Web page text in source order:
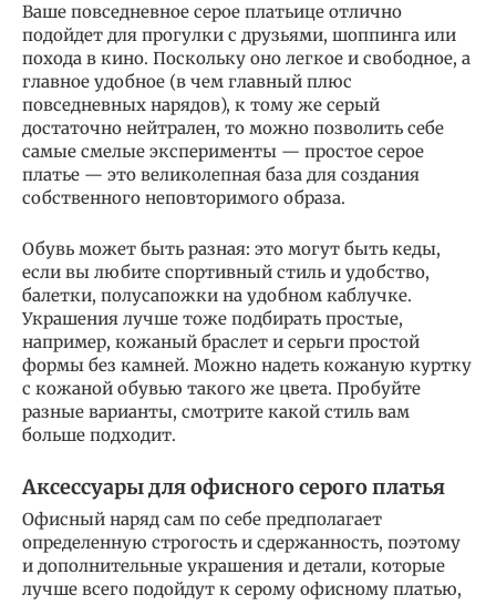
Ваше повседневное серое платьице отлично
подойдет для прогулки с друзьями, шоппинга или
похода в кино. Поскольку оно легкое и свободное, а
главное удобное (в чем главный плюс
повседневных нарядов), к тому же серый
достаточно нейтрален, то можно позволить себе
самые смелые эксперименты — простое серое
платье — это великолепная база для создания
собственного неповторимого образа.
Обувь может быть разная: это могут быть кеды,
если вы любите спортивный стиль и удобство,
балетки, полусапожки на удобном каблучке.
Украшения лучше тоже подбирать простые,
например, кожаный браслет и серьги простой
формы без камней. Можно надеть кожаную куртку
с кожаной обувью такого же цвета. Пробуйте
разные варианты, смотрите какой стиль вам
больше подходит.
Аксессуары для офисного серого платья
Офисный наряд сам по себе предполагает
определенную строгость и сдержанность, поэтому
и дополнительные украшения и детали, которые
лучше всего подойдут к серому офисному платью,